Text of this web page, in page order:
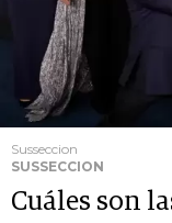
Susseccion
SUSSECCION
Cuáles son